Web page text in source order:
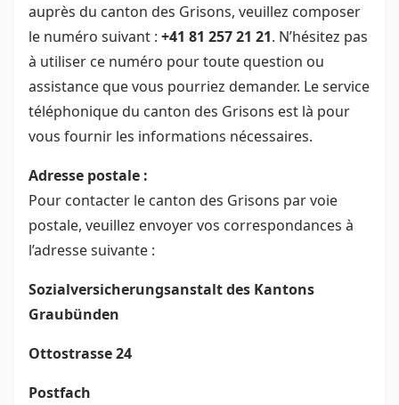
auprès du canton des Grisons, veuillez composer
le numéro suivant : +41 81 257 21 21. N’hésitez pas
à utiliser ce numéro pour toute question ou
assistance que vous pourriez demander. Le service
téléphonique du canton des Grisons est là pour
vous fournir les informations nécessaires.
Adresse postale :
Pour contacter le canton des Grisons par voie
postale, veuillez envoyer vos correspondances à
l’adresse suivante :
Sozialversicherungsanstalt des Kantons
Graubünden
Ottostrasse 24
Postfach